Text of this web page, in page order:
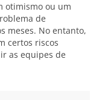
otimismo ou um
de
meses. No entanto,
certos riscos
as equipes de